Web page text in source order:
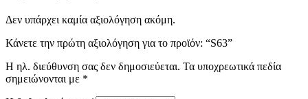
Δεν υπάρχει καμία αξιολόγηση ακόμη.
Κάνετε την πρώτη αξιολόγηση για το προϊόν: “S63”
Η ηλ. διεύθυνση σας δεν δημοσιεύεται. Τα υποχρεωτικά πεδία
σημειώνονται με *